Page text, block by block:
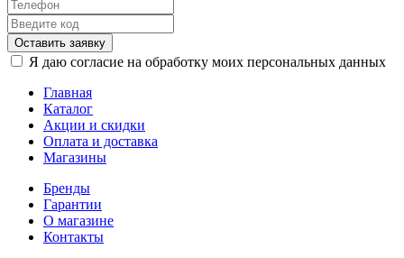
Оставить заявку
Я даю согласие на обработку моих персональных данных
Главная
Каталог
Акции и скидки
Оплата и доставка
Магазины
Бренды
Гарантии
О магазине
Контакты